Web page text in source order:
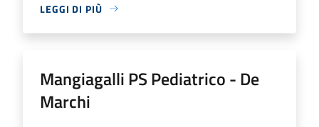
LEGGI DI PIÙ
Mangiagalli PS Pediatrico - De
Marchi